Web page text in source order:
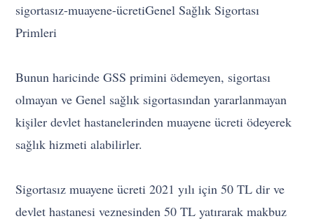
sigortasız-muayene-ücretiGenel Sağlık Sigortası
Primleri
Bunun haricinde GSS primini ödemeyen, sigortası
olmayan ve Genel sağlık sigortasından yararlanmayan
kişiler devlet hastanelerinden muayene ücreti ödeyerek
sağlık hizmeti alabilirler.
Sigortasız muayene ücreti 2021 yılı için 50 TL dir ve
devlet hastanesi veznesinden 50 TL yatırarak makbuz